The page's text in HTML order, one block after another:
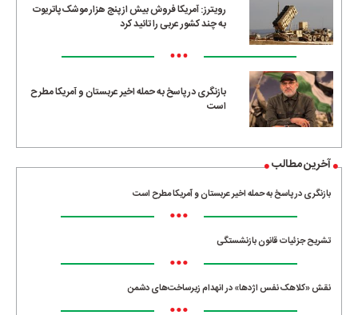
رویترز: آمریکا فروش بیش از پنج هزار موشک پاتریوت
به چند کشور عربی را تائید کرد
•••
بازنگری در پاسخ به حمله اخیر عربستان و آمریکا مطرح
است
آخرین مطالب
بازنگری در پاسخ به حمله اخیر عربستان و آمریکا مطرح است
•••
تشریح جزئیات قانون بازنشستگی
•••
نقش «کلاهک نفس اژدها» در انهدام زیرساخت‌های دشمن